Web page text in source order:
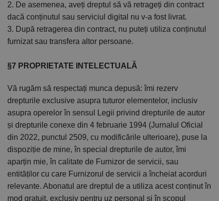
2. De asemenea, aveți dreptul să vă retrageți din contract
dacă conținutul sau serviciul digital nu v-a fost livrat.
3. După retragerea din contract, nu puteți utiliza conținutul
furnizat sau transfera altor persoane.
§7 PROPRIETATE INTELECTUALĂ
Vă rugăm să respectați munca depusă: îmi rezerv
drepturile exclusive asupra tuturor elementelor, inclusiv
asupra operelor în sensul Legii privind drepturile de autor
și drepturile conexe din 4 februarie 1994 (Jurnalul Oficial
din 2022, punctul 2509, cu modificările ulterioare), puse la
dispoziție de mine, în special drepturile de autor, îmi
aparțin mie, în calitate de Furnizor de servicii, sau
entităților cu care Furnizorul de servicii a încheiat acorduri
relevante. Abonatul are dreptul de a utiliza acest conținut în
mod gratuit, exclusiv pentru uz personal și în scopul